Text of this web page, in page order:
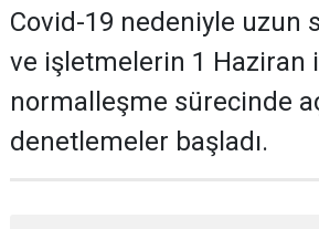
Covid-19 nedeniyle uzun
ve işletmelerin 1 Haziran
normalleşme sürecinde
denetlemeler başladı.